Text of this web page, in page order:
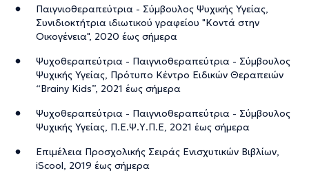
Παιγνιοθεραπεύτρια - Σύμβουλος Ψυχικής Υγείας,
Συνιδιοκτήτρια ιδιωτικού γραφείου "Κοντά στην
Οικογένεια", 2020 έως σήμερα
Ψυχοθεραπεύτρια - Παιγνιοθεραπεύτρια - Σύμβουλος
Ψυχικής Υγείας, Πρότυπο Κέντρο Ειδικών Θεραπειών
“Brainy Kids”, 2021 έως σήμερα
Ψυχοθεραπεύτρια - Παιγνιοθεραπεύτρια - Σύμβουλος
Ψυχικής Υγείας, Π.Ε.Ψ.Υ.Π.Ε, 2021 έως σήμερα
Επιμέλεια Προσχολικής Σειράς Ενισχυτικών Βιβλίων,
iScool, 2019 έως σήμερα